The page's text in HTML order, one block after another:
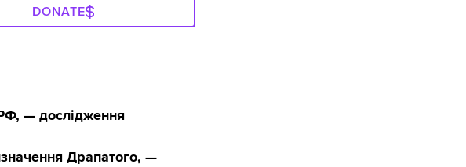
DONATE
— дослідження
Драпатого, —